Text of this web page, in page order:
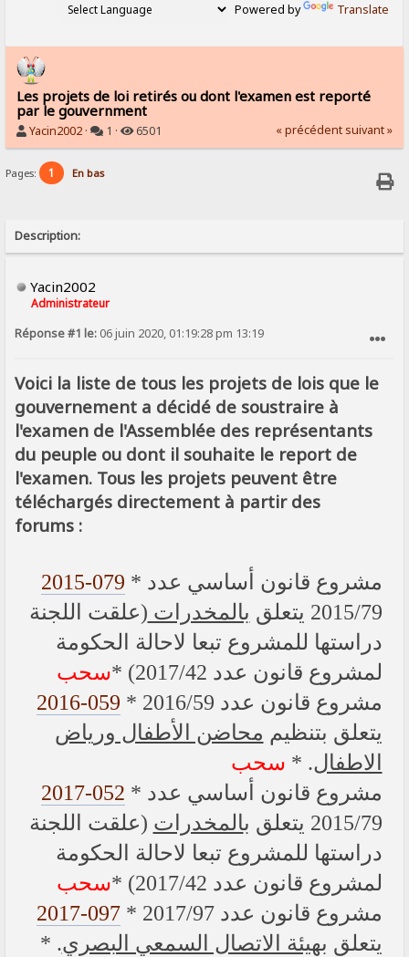
Powered by Translate
Les projets de loi retirés ou dont l'examen est reporté
par le gouvernment
Yacin2002 · 1 · 6501 « précédent suivant »
Pages: 1 En bas
Description:
Yacin2002
Administrateur
Réponse #1 le: 06 juin 2020, 01:19:28 pm 13:19
Voici la liste de tous les projets de lois que le
gouvernement a décidé de soustraire à
l'examen de l'Assemblée des représentants
du peuple ou dont il souhaite le report de
l'examen. Tous les projets peuvent être
téléchargés directement à partir des
forums :
2015-079 * مشروع قانون أساسي عدد
2015/79 يتعلق
بالمخدرات (علقت اللجنة
دراستها للمشروع تبعا لاحالة الحكومة
لمشروع قانون عدد 2017/42) *
سحب
2016-059 * مشروع قانون عدد 2016/59
يتعلق بتنظيم محاضن الأطفال ورياض
الاطفال. * سحب
2017-052 * مشروع قانون أساسي عدد
2015/79 يتعلق ب
المخدرات (علقت اللجنة
دراستها للمشروع تبعا لاحالة الحكومة
لمشروع قانون عدد 2017/42) *
سحب
2017-097* مشروع قانون عدد 2017/97
يتعلق بهيئة الاتصال السمعي البصري. *